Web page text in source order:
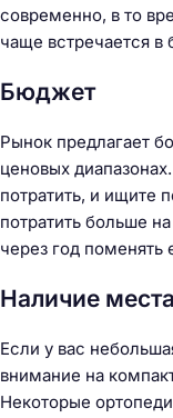
современно, в то
чаще встречается в
Бюджет
Рынок предлагает
ценовых
потратить, и ищите
потратить больше
через год поменять
Наличие места
Если у вас
внимание на
Некоторые